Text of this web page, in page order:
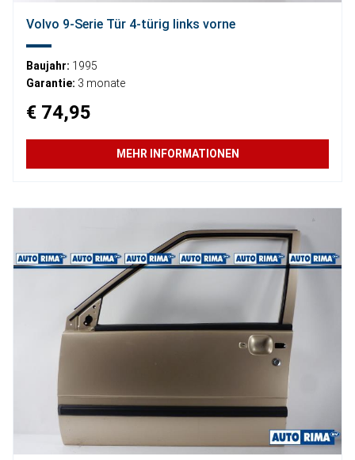
Volvo 9-Serie Tür 4-türig links vorne
Baujahr: 1995
Garantie: 3 monate
€ 74,95
MEHR INFORMATIONEN